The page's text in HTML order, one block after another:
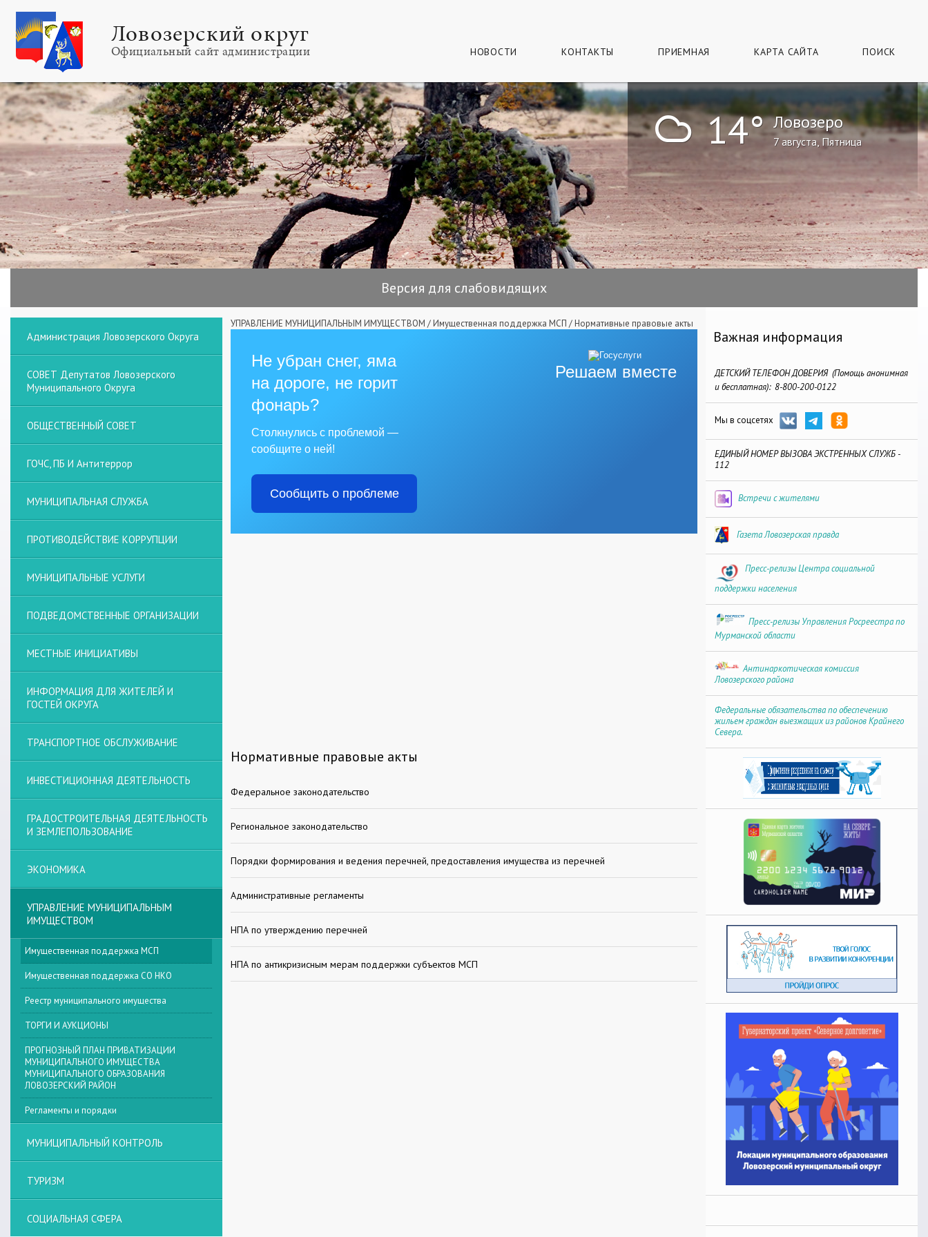
Ловозерский округ
Официальный сайт администрации НОВОСТИ КОНТАКТЫ ПРИЕМНАЯ КАРТА САЙТА ПОИСК
! 14° Ловозеро
7 августа, Пятница
Версия для слабовидящих
УПРАВЛЕНИЕ МУНИЦИПАЛЬНЫМ ИМУЩЕСТВОМ / Имущественная поддержка МCП / Нормативные правовые акты
Решаем вместе
Не убран снег, яма
на дороге, не горит
фонарь?
Столкнулись с проблемой —
сообщите о ней!
Сообщить о проблеме
Нормативные правовые акты
Федеральное законодательство
Региональное законодательство
Порядки формирования и ведения перечней, предоставления имущества из перечней
Административные регламенты
НПА по утверждению перечней
НПА по антикризисным мерам поддержки субъектов МСП
Администрация Ловозерского Округа
СОВЕТ Депутатов Ловозерского
Муниципального Округа
ОБЩЕСТВЕННЫЙ СОВЕТ
ГОЧС, ПБ И Антитеррор
МУНИЦИПАЛЬНАЯ СЛУЖБА
ПРОТИВОДЕЙСТВИЕ КОРРУПЦИИ
МУНИЦИПАЛЬНЫЕ УСЛУГИ
ПОДВЕДОМСТВЕННЫЕ ОРГАНИЗАЦИИ
МЕСТНЫЕ ИНИЦИАТИВЫ
ИНФОРМАЦИЯ ДЛЯ ЖИТЕЛЕЙ И
ГОСТЕЙ ОКРУГА
ТРАНСПОРТНОЕ ОБСЛУЖИВАНИЕ
ИНВЕСТИЦИОННАЯ ДЕЯТЕЛЬНОСТЬ
ГРАДОСТРОИТЕЛЬНАЯ ДЕЯТЕЛЬНОСТЬ
И ЗЕМЛЕПОЛЬЗОВАНИЕ
ЭКОНОМИКА
УПРАВЛЕНИЕ МУНИЦИПАЛЬНЫМ
ИМУЩЕСТВОМ
Имущественная поддержка МCП
Имущественная поддержка СО НКО
Реестр муниципального имущества
ТОРГИ И АУКЦИОНЫ
ПРОГНОЗНЫЙ ПЛАН ПРИВАТИЗАЦИИ
МУНИЦИПАЛЬНОГО ИМУЩЕСТВА
МУНИЦИПАЛЬНОГО ОБРАЗОВАНИЯ
ЛОВОЗЕРСКИЙ РАЙОН
Регламенты и порядки
МУНИЦИПАЛЬНЫЙ КОНТРОЛЬ
ТУРИЗМ
СОЦИАЛЬНАЯ СФЕРА
Важная информация
ДЕТСКИЙ ТЕЛЕФОН ДОВЕРИЯ (Помощь анонимная
и бесплатная): 8-800-200-0122
Мы в соцсетях
ЕДИНЫЙ НОМЕР ВЫЗОВА ЭКСТРЕННЫХ СЛУЖБ -
112
Встречи с жителями
Газета Ловозерская правда
Пресс-релизы Центра социальной
поддержки населения
Пресс-релизы Управления Росреестра по
Мурманской области
Антинаркотическая комиссия
Ловозерского района
Федеральные обязательства по обеспечению
жильем граждан выезжащих из районов Крайнего
Севера.